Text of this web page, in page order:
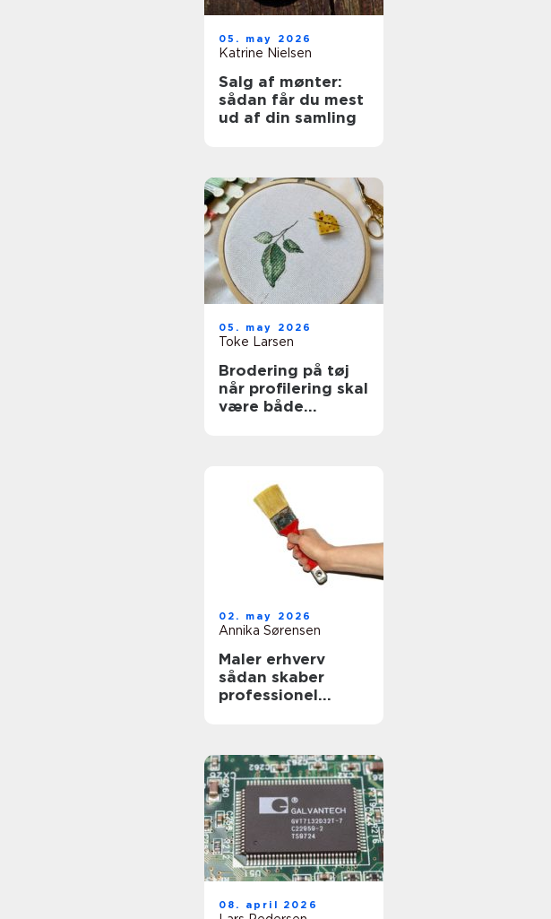
05. may 2026
Katrine Nielsen
Salg af mønter:
sådan får du mest
ud af din samling
05. may 2026
Toke Larsen
Brodering på tøj
når profilering skal
være både
02. may 2026
Annika Sørensen
Maler erhverv
sådan skaber
professionel
08. april 2026